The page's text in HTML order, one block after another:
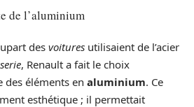
de l’aluminium
des voitures utilisaient de l’acier
, Renault a fait le choix
des éléments en aluminium. Ce
esthétique ; il permettait